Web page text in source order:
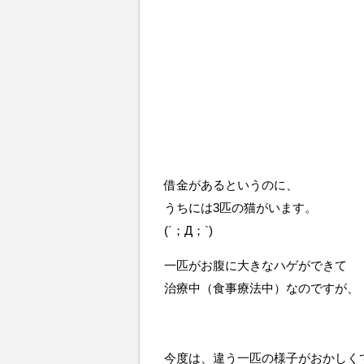
借金があるというのに、
うちには3匹の猫がいます。
(´；Д；`)
一匹がお腹に大きなハゲができて
治療中（食事療法中）なのですが、
今度は、違う一匹の様子がおかしく